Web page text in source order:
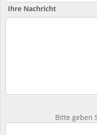
Ihre Nachricht
Bitte geben